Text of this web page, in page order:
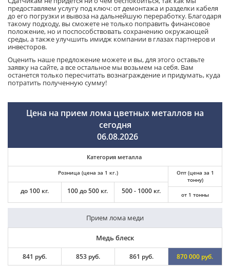
предоставляем услугу под ключ: от демонтажа и разделки кабеля
до его погрузки и вывоза на дальнейшую переработку. Благодаря
такому подходу, вы сможете не только поправить финансовое
положение, но и поспособствовать сохранению окружающей
среды, а также улучшить имидж компании в глазах партнеров и
инвесторов.
Оценить наше предложение можете и вы, для этого оставьте
заявку на сайте, а все остальное мы возьмем на себя. Вам
останется только пересчитать вознаграждение и придумать, куда
потратить полученную сумму!
Цена на прием лома цветных металлов на
сегодня
06.08.2026
Категория металла
Розница (цена за 1 кг.)
до 100 кг. 100 до 500 кг. 500 - 1000 кг.
Опт (цена за 1
тонну)
от 1 тонны
Прием лома меди
Медь блеск
841 руб. 853 руб. 861 руб. 870 000 руб.